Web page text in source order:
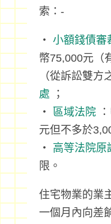
索：-
‧ 小額錢債審
幣75,000元（
（從訴訟雙方
處 ；
‧ 區域法院：
元但不多於
‧ 高等法院原
限。
住宅物業的業
一個月內向差